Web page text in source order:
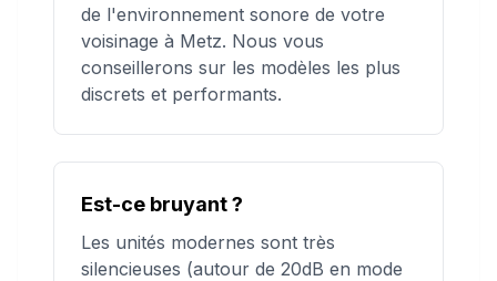
de l'environnement sonore de votre
voisinage à Metz. Nous vous
conseillerons sur les modèles les plus
discrets et performants.
Est-ce bruyant ?
Les unités modernes sont très
silencieuses (autour de 20dB en mode